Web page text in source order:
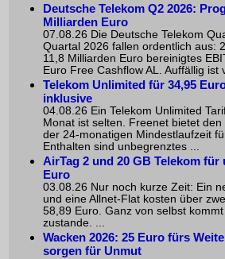
Deutsche Telekom Q2 2026:
Milliarden Euro
07.08.26 Die Deutsche Telekom
Quartal 2026 fallen ordentlich aus:
11,8 Milliarden Euro bereinigtes
Euro Free Cashflow AL. Auffällig ist
Telekom Unlimited für 34,95
inklusive
04.08.26 Ein Telekom Unlimited
Monat ist selten. Freenet bietet
der 24-monatigen Mindestlaufzeit
Enthalten sind unbegrenztes ...
AirTag 2 und 20 GB Telekom für
Euro
03.08.26 Nur noch kurze Zeit: Ein
und eine Allnet-Flat kosten über
58,89 Euro. Ganz von selbst
zustande. ...
Wacken 2026: 25 Euro fürs
sorgen für Unmut